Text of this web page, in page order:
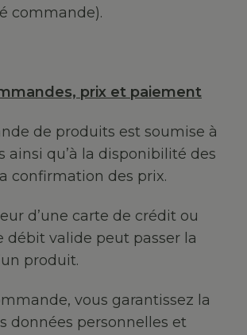
commande).
prix et paiement
de produits est soumise à
ainsi qu’à la disponibilité des
confirmation des prix.
d’une carte de crédit ou
débit valide peut passer la
produit.
vous garantissez la
données personnelles et